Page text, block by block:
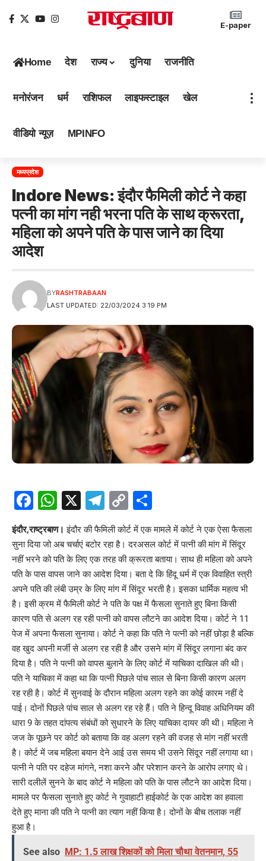
E-paper
Home देश राज्य दुनिया राजनीति
मनोरंजन धर्म राशिफल लाइफस्टाइल खेल
वीडियो न्यूज़ MPINFO
मध्यप्रदेश
Indore News: इंदौर फैमिली कोर्ट ने कहा
पत्नी का मांग नही भरना पति के साथ क्रूरता,
महिला को अपने पति के पास जाने का दिया
आदेश
LAST UPDATED: 22/03/2024 3:19 PM
BYRASHTRABAAN
Facebook
WhatsApp
X Telegram
Copy
Link
इंदौर,राष्ट्रबाण। इंदौर की फैमिली कोर्ट में एक मामले में कोर्ट ने एक ऐसा फैसला
सुना दिया जो अब चर्चाएं बटोर रहा है। दरअसल कोर्ट में पत्नी की मांग में सिंदूर
नहीं भरने को पति के लिए एक तरह की क्रूरता बताया। साथ ही महिला को अपने
पति के पास वापस जाने का आदेश दिया। बता दे कि हिंदू धर्म में एक विवाहित स्त्री
अपने पति की लंबी उम्र के लिए मांग में सिंदूर भरती है। इसका धार्मिक महत्व भी
है। इसी क्रम में फैमिली कोर्ट ने पति के पक्ष में फैसला सुनाते हुए बिना किसी
कारण पति से अलग रह रही पत्नी को वापस लौटने का आदेश दिया। कोर्ट ने 11
पेज में अपना फैसला सुनाया। कोर्ट ने कहा कि पति ने पत्नी को नहीं छोड़ा है बल्कि
वह खुद अपनी मर्जी से अलग रह रही है और उसने मांग में सिंदूर लगाना बंद कर
दिया है। पति ने पत्नी को वापस बुलाने के लिए कोर्ट में याचिका दाखिल की थी।
पति ने याचिका में कहा था कि पत्नी पिछले पांच साल से बिना किसी कारण अलग
रह रही है। कोर्ट में सुनवाई के दौरान महिला अलग रहने का कोई कारम नहीं दे
पाई। दोनों पिछले पांच साल से अलग रह रहे हैं। पति ने हिन्दू विवाह अधिनियम की
धारा 9 के तहत दांपत्य संबंधों को सुधारने के लिए याचिका दायर की थी। महिला ने
जज के पूछने पर कोर्ट को बताया कि वह अलग रहने की वजह से मांग नहीं भरती
है। कोर्ट में जब महिला बयान देने आई उस समय भी उसने सिंदूर नहीं लगाया था।
पत्नी ने पति पर दहेज मांगने, नशा करने और परेशान करने के आरोप लगाए थे।
सारी दलीलें सुनने के बाद कोर्ट ने महिला को पति के पास लौटने का आदेश दिया।
मामले पर फैसला सुनाते हुए कोर्ट ने गुवाहाटी हाईकोर्ट के एक आदेश का हवाला
देते हुए माना की पति ने पत्नी का त्याग नहीं किया है। दोनों के बीच तलाक नहीं
हुआ है।
See also MP: 1.5 लाख शिक्षकों को मिला चौथा वेतनमान, 55